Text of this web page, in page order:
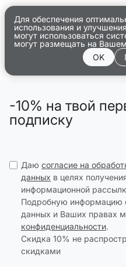
Для обеспечения
использования и
могут использоваться
могут размещать на
OK
-10% на твой
подписку
Даю согласие на
данных в целях
информационной
Подробную информацию
данных и Ваших правах
конфиденциальности.
Скидка 10% не
скидками